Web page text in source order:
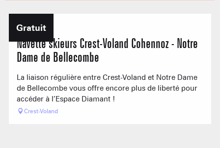
Permet d'accéder à...
Gratuit
Navette skieurs Crest-Voland Cohennoz - Notre
Dame de Bellecombe
La liaison régulière entre Crest-Voland et Notre Dame
de Bellecombe vous offre encore plus de liberté pour
accéder à l’Espace Diamant !
Crest-Voland